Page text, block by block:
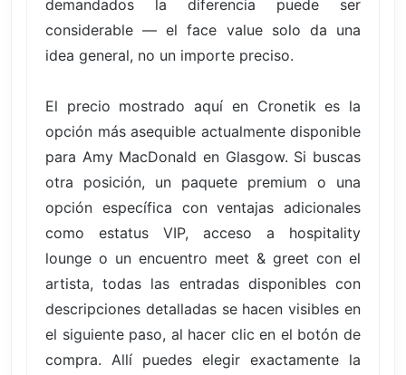
demandados la diferencia puede ser
considerable — el face value solo da una
idea general, no un importe preciso.
El precio mostrado aquí en Cronetik es la
opción más asequible actualmente disponible
para Amy MacDonald en Glasgow. Si buscas
otra posición, un paquete premium o una
opción específica con ventajas adicionales
como estatus VIP, acceso a hospitality
lounge o un encuentro meet & greet con el
artista, todas las entradas disponibles con
descripciones detalladas se hacen visibles en
el siguiente paso, al hacer clic en el botón de
compra. Allí puedes elegir exactamente la